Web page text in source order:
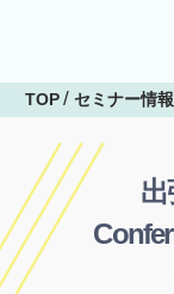
TOP セミナー情報
出